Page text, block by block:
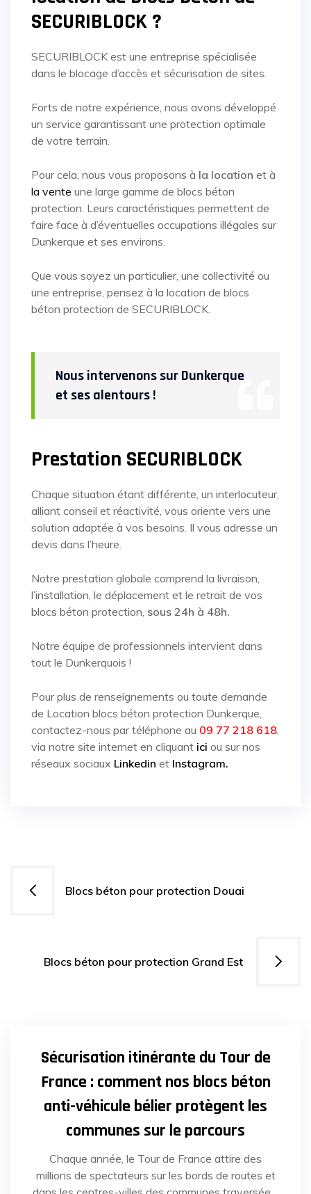
SECURIBLOCK ?
SECURIBLOCK est une entreprise spécialisée
dans le blocage d’accès et sécurisation de sites.
Forts de notre expérience, nous avons développé
un service garantissant une protection optimale
de votre terrain.
Pour cela, nous vous proposons à la location et à
la vente une large gamme de blocs béton
protection. Leurs caractéristiques permettent de
faire face à d’éventuelles occupations illégales sur
Dunkerque et ses environs.
Que vous soyez un particulier, une collectivité ou
une entreprise, pensez à la location de blocs
béton protection de SECURIBLOCK.
Nous intervenons sur Dunkerque
et ses alentours !
Prestation SECURIBLOCK
Chaque situation étant différente, un interlocuteur,
alliant conseil et réactivité, vous oriente vers une
solution adaptée à vos besoins. Il vous adresse un
devis dans l’heure.
Notre prestation globale comprend la livraison,
l’installation, le déplacement et le retrait de vos
blocs béton protection, sous 24h à 48h.
Notre équipe de professionnels intervient dans
tout le Dunkerquois !
Pour plus de renseignements ou toute demande
de Location blocs béton protection Dunkerque,
contactez-nous par téléphone au 09 77 218 618,
via notre site internet en cliquant ici ou sur nos
réseaux sociaux Linkedin et Instagram.
Navigation
Blocs béton pour protection Douai
Blocs béton pour protection Grand Est
Sécurisation itinérante du Tour de
France : comment nos blocs béton
anti-véhicule bélier protègent les
communes sur le parcours
Chaque année, le Tour de France attire des
millions de spectateurs sur les bords de routes et